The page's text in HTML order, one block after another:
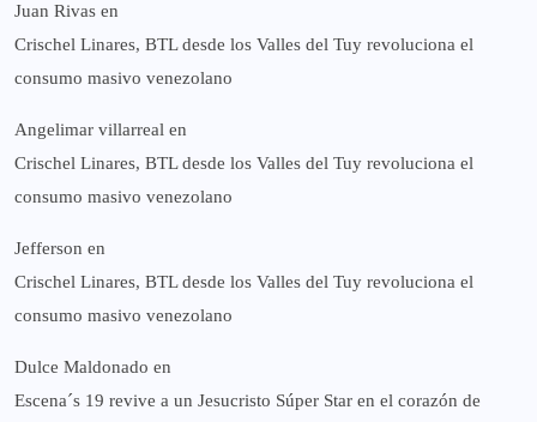
Juan Rivas en
Crischel Linares, BTL desde los Valles del Tuy revoluciona el
consumo masivo venezolano
Angelimar villarreal en
Crischel Linares, BTL desde los Valles del Tuy revoluciona el
consumo masivo venezolano
Jefferson en
Crischel Linares, BTL desde los Valles del Tuy revoluciona el
consumo masivo venezolano
Dulce Maldonado en
Escena´s 19 revive a un Jesucristo Súper Star en el corazón de